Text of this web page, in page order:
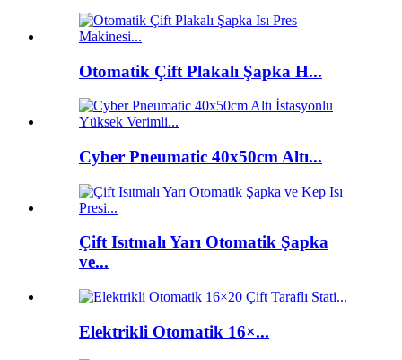
Otomatik Çift Plakalı Şapka H...
Cyber ​​Pneumatic 40x50cm Altı...
Çift Isıtmalı Yarı Otomatik Şapka
ve...
Elektrikli Otomatik 16×...